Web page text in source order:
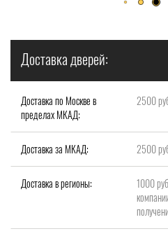
Доставка дверей:
Доставка по Москве в
пределах МКАД:
2500
Доставка за МКАД: 2500
Доставка в регионы:
1000